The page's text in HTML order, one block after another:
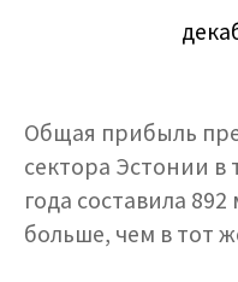
Общая прибыль
сектора Эстонии в
года составила
больше, чем в тот